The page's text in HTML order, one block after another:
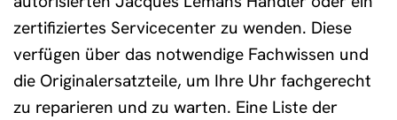
zertifiziertes Servicecenter zu wenden. Diese
verfügen über das notwendige Fachwissen und
die Originalersatzteile, um Ihre Uhr fachgerecht
zu reparieren und zu warten. Eine Liste der